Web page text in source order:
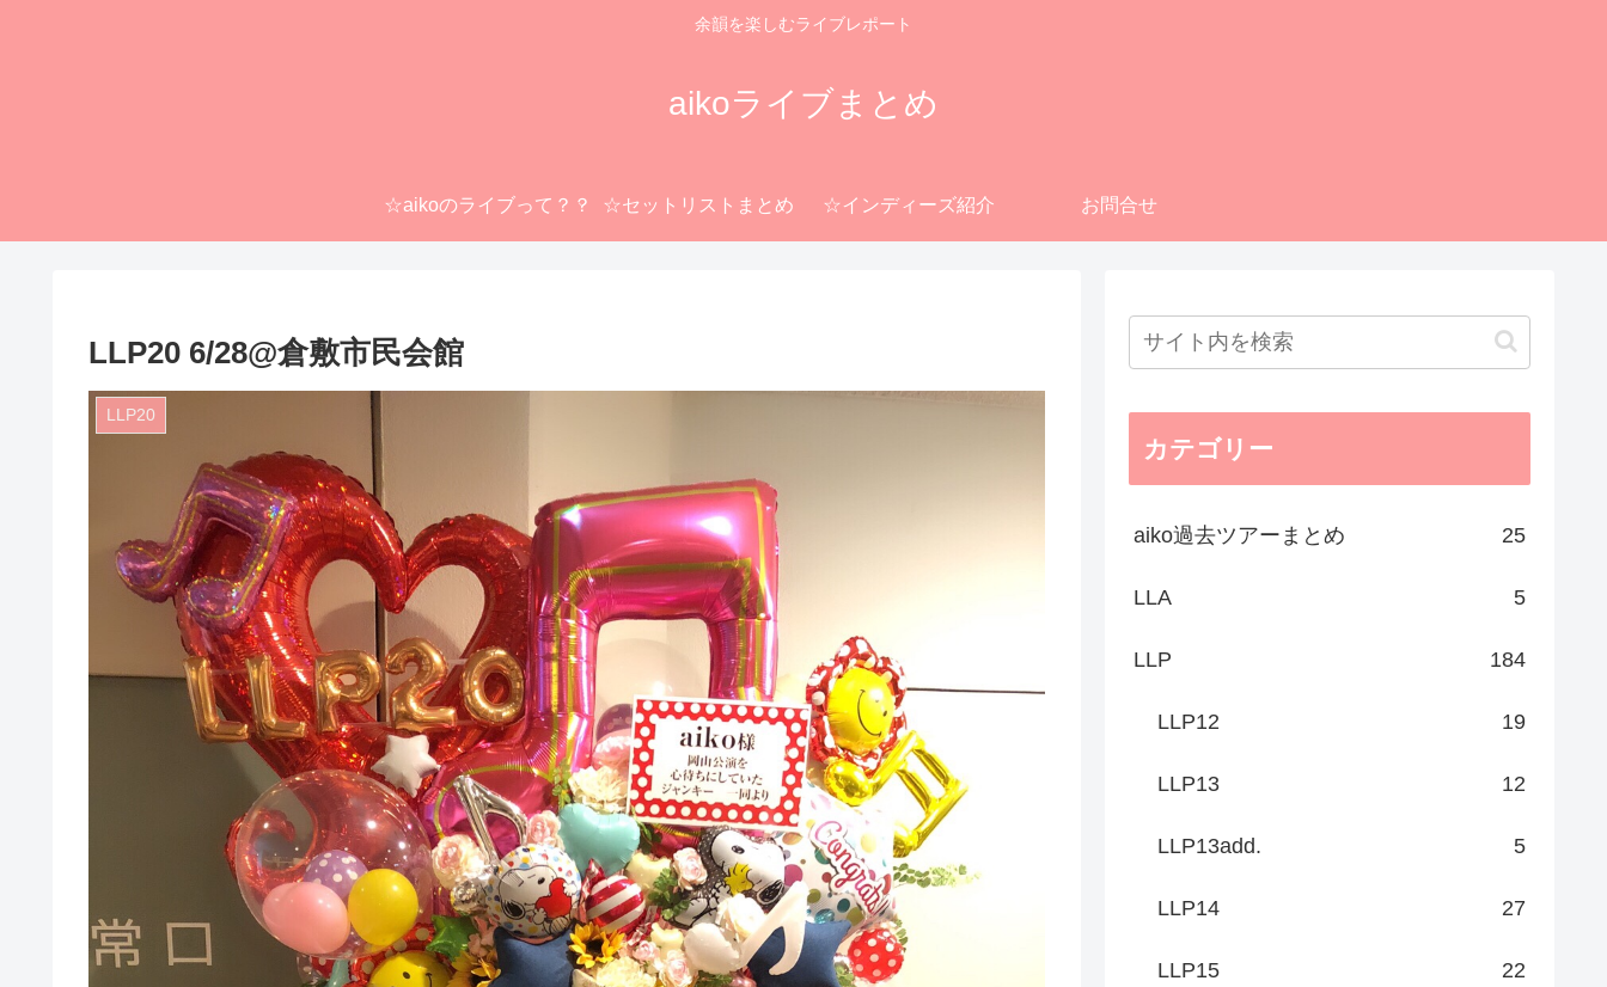
余韻を楽しむライブレポート
aikoライブまとめ
☆aikoのライブって？？ ☆セットリストまとめ ☆インディーズ紹介 お問合せ
LLP20 6/28@倉敷市民会館
LLP20
カテゴリー
aiko過去ツアーまとめ 25
LLA 5
LLP 184
LLP12 19
LLP13 12
LLP13add. 5
LLP14 27
LLP15 22